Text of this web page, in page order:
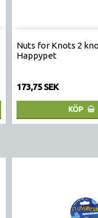
Nuts for Knots 2
Happypet
173,75 SEK
KÖP